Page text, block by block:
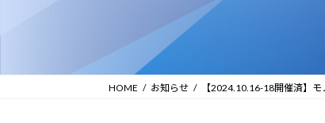
HOME お知らせ 【2024.10.16-18開催済】